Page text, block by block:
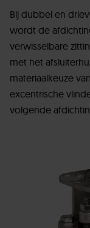
Bij dubbel en
wordt de
verwisselbare
met het
materiaalkeuze
excentrische
volgende